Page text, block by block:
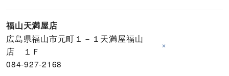
福山天満屋店
広島県福山市元町１－１天満屋福山
店 １Ｆ
084-927-2168
×